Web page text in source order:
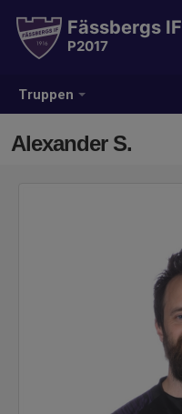
Truppen
Fässbergs IF
P2017
Alexander S.